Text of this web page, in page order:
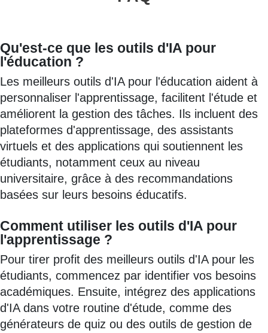
Qu'est-ce que les outils d'IA pour
l'éducation ?
Les meilleurs outils d'IA pour l'éducation aident à
personnaliser l'apprentissage, facilitent l'étude et
améliorent la gestion des tâches. Ils incluent des
plateformes d'apprentissage, des assistants
virtuels et des applications qui soutiennent les
étudiants, notamment ceux au niveau
universitaire, grâce à des recommandations
basées sur leurs besoins éducatifs.
Comment utiliser les outils d'IA pour
l'apprentissage ?
Pour tirer profit des meilleurs outils d'IA pour les
étudiants, commencez par identifier vos besoins
académiques. Ensuite, intégrez des applications
d'IA dans votre routine d'étude, comme des
générateurs de quiz ou des outils de gestion de